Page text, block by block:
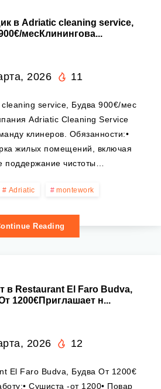
в Adriatic cleaning service,
месКлинингова...
2026 11
service, Будва 900€/мес
Adriatic Cleaning Service
клинеров. Обязанности:•
жилых помещений, включая
поддержание чистоты…
Adriatic montework
Reading
в Restaurant El Faro Budva,
1200€Приглашает н...
2026 12
El Faro Budva, Будва От 1200€
Сушиста -от 1200• Повар